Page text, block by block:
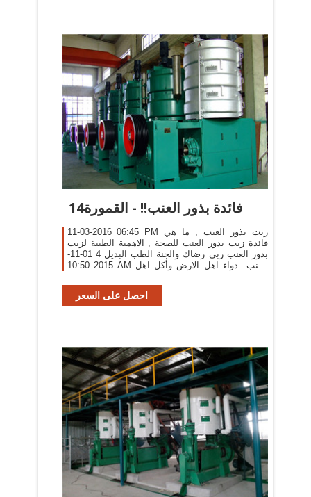
فائدة بذور العنب!! - القمورة14
11-03-2016 06:45 PM زيت بذور العنب , ما هي
فائدة زيت بذور العنب للصحة , الاهمية الطبية لزيت
بذور العنب ربي رضاك والجنة الطب البديل 4 01-11-
2015 10:50 AM العنب...دواء اهل الارض وأكل اهل
احصل على السعر